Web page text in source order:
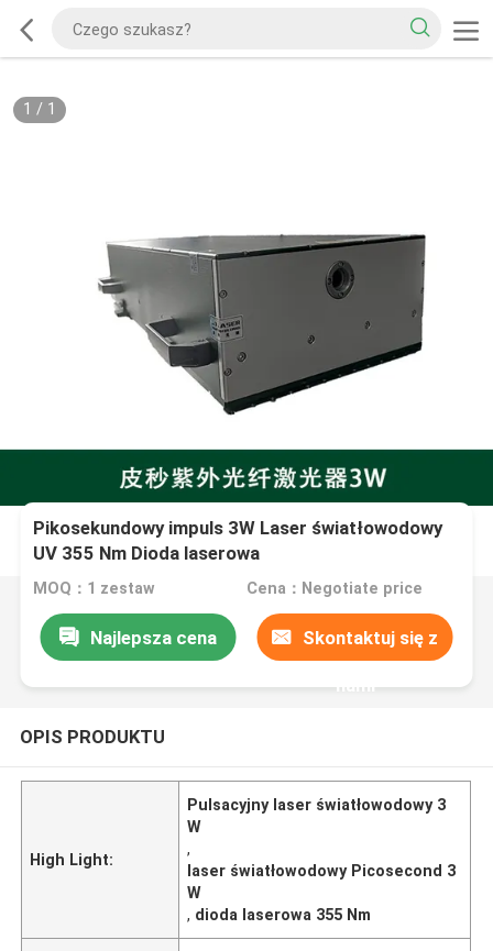
1 / 1
Pikosekundowy impuls 3W Laser światłowodowy
UV 355 Nm Dioda laserowa
MOQ：1 zestaw Cena：Negotiate price
Najlepsza cena Skontaktuj się z
nami
OPIS PRODUKTU
High Light:
Pulsacyjny laser światłowodowy 3
W
,
laser światłowodowy Picosecond 3
W
, dioda laserowa 355 Nm